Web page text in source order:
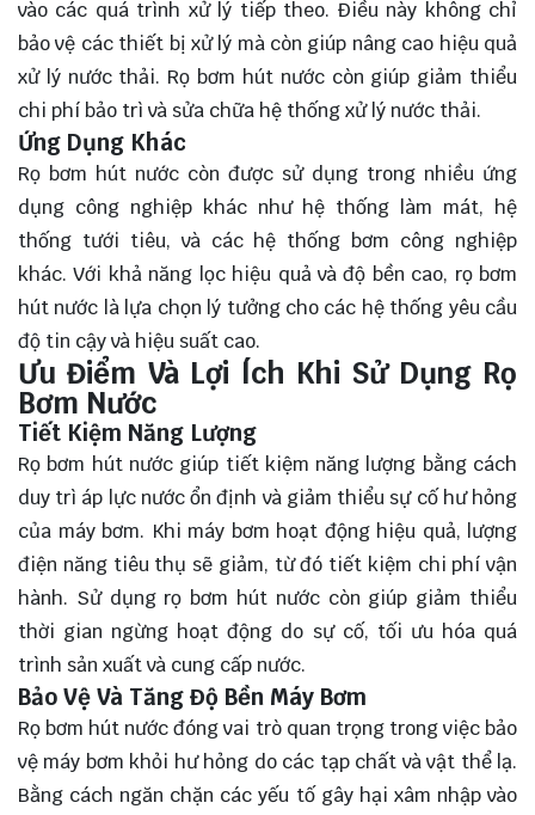
vào các quá trình xử lý tiếp theo. Điều này không chỉ
bảo vệ các thiết bị xử lý mà còn giúp nâng cao hiệu quả
xử lý nước thải. Rọ bơm hút nước còn giúp giảm thiểu
chi phí bảo trì và sửa chữa hệ thống xử lý nước thải.
Ứng Dụng Khác
Rọ bơm hút nước còn được sử dụng trong nhiều ứng
dụng công nghiệp khác như hệ thống làm mát, hệ
thống tưới tiêu, và các hệ thống bơm công nghiệp
khác. Với khả năng lọc hiệu quả và độ bền cao, rọ bơm
hút nước là lựa chọn lý tưởng cho các hệ thống yêu cầu
độ tin cậy và hiệu suất cao.
Ưu Điểm Và Lợi Ích Khi Sử Dụng Rọ
Bơm Nước
Tiết Kiệm Năng Lượng
Rọ bơm hút nước giúp tiết kiệm năng lượng bằng cách
duy trì áp lực nước ổn định và giảm thiểu sự cố hư hỏng
của máy bơm. Khi máy bơm hoạt động hiệu quả, lượng
điện năng tiêu thụ sẽ giảm, từ đó tiết kiệm chi phí vận
hành. Sử dụng rọ bơm hút nước còn giúp giảm thiểu
thời gian ngừng hoạt động do sự cố, tối ưu hóa quá
trình sản xuất và cung cấp nước.
Bảo Vệ Và Tăng Độ Bền Máy Bơm
Rọ bơm hút nước đóng vai trò quan trọng trong việc bảo
vệ máy bơm khỏi hư hỏng do các tạp chất và vật thể lạ.
Bằng cách ngăn chặn các yếu tố gây hại xâm nhập vào